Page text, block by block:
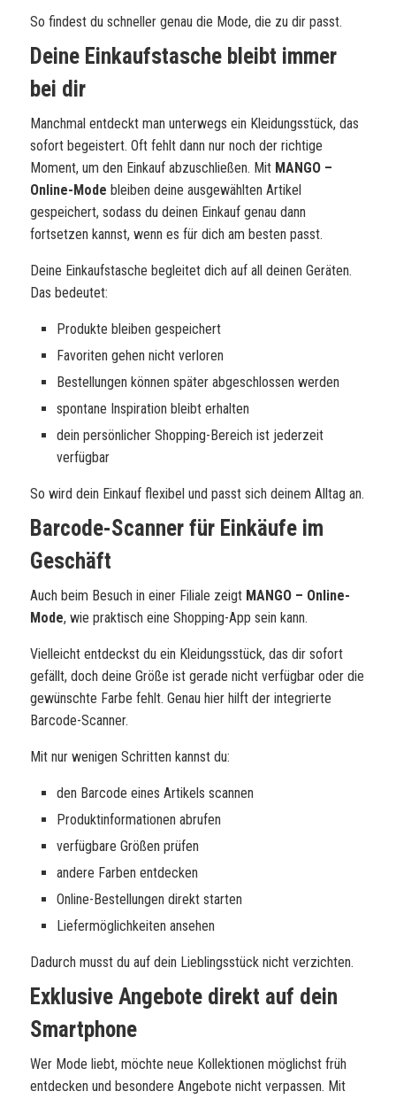
So findest du schneller genau die Mode, die zu dir passt.
Deine Einkaufstasche bleibt immer
bei dir
Manchmal entdeckt man unterwegs ein Kleidungsstück, das
sofort begeistert. Oft fehlt dann nur noch der richtige
Moment, um den Einkauf abzuschließen. Mit MANGO –
Online-Mode bleiben deine ausgewählten Artikel
gespeichert, sodass du deinen Einkauf genau dann
fortsetzen kannst, wenn es für dich am besten passt.
Deine Einkaufstasche begleitet dich auf all deinen Geräten.
Das bedeutet:
Produkte bleiben gespeichert
Favoriten gehen nicht verloren
Bestellungen können später abgeschlossen werden
spontane Inspiration bleibt erhalten
dein persönlicher Shopping-Bereich ist jederzeit
verfügbar
So wird dein Einkauf flexibel und passt sich deinem Alltag an.
Barcode-Scanner für Einkäufe im
Geschäft
Auch beim Besuch in einer Filiale zeigt MANGO – Online-
Mode, wie praktisch eine Shopping-App sein kann.
Vielleicht entdeckst du ein Kleidungsstück, das dir sofort
gefällt, doch deine Größe ist gerade nicht verfügbar oder die
gewünschte Farbe fehlt. Genau hier hilft der integrierte
Barcode-Scanner.
Mit nur wenigen Schritten kannst du:
den Barcode eines Artikels scannen
Produktinformationen abrufen
verfügbare Größen prüfen
andere Farben entdecken
Online-Bestellungen direkt starten
Liefermöglichkeiten ansehen
Dadurch musst du auf dein Lieblingsstück nicht verzichten.
Exklusive Angebote direkt auf dein
Smartphone
Wer Mode liebt, möchte neue Kollektionen möglichst früh
entdecken und besondere Angebote nicht verpassen. Mit